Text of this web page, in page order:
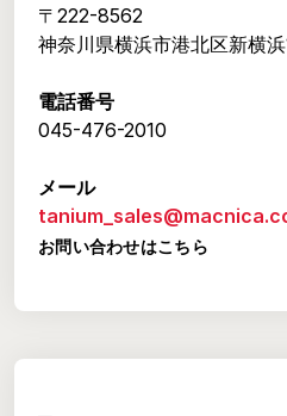
〒222-8562
神奈川県横浜市港北区新横
電話番号
045-476-2010
メール
お問い合わせはこちら